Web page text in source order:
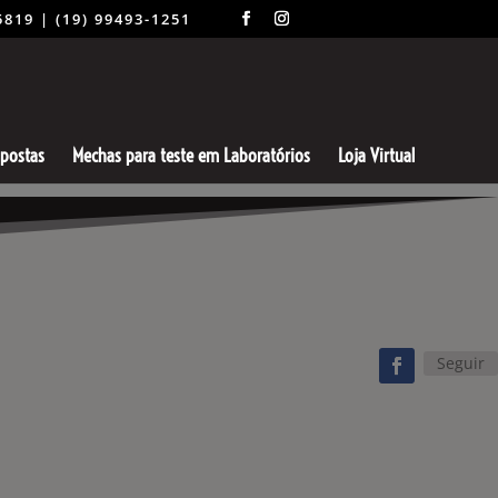
| (19) 99493-1251
Mechas para teste em Laboratórios Loja Virtual
Seguir